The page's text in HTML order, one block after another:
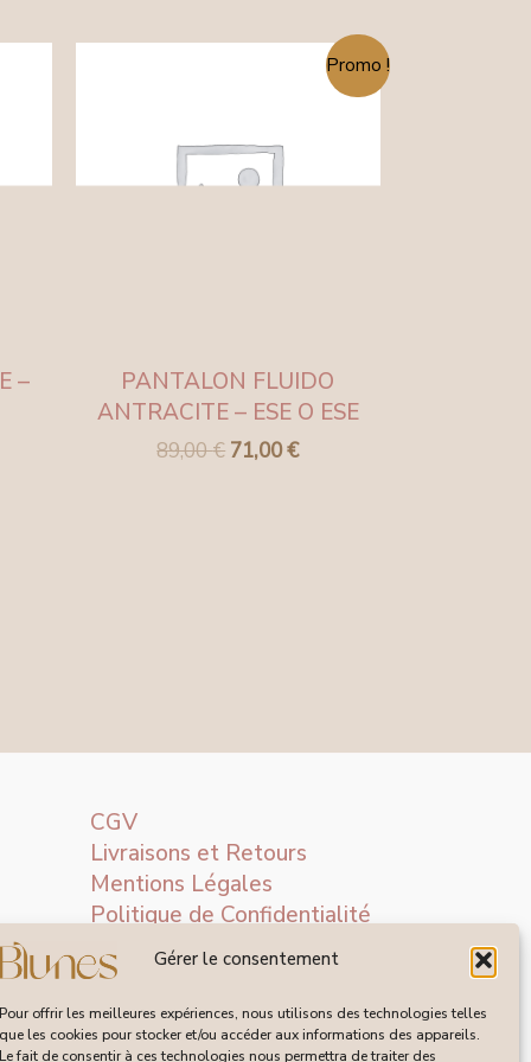
Gérer le consentement
Pour offrir les meilleures expériences, nous utilisons des technologies telles
que les cookies pour stocker et/ou accéder aux informations des appareils.
Le fait de consentir à ces technologies nous permettra de traiter des
–
Promo !
PANTALON FLUIDO
ANTRACITE – ESE O ESE
89,00€
89,00 €.
71,00€
prix
actuel
CGV
Livraisons et Retours
Mentions Légales
Politique de Confidentialité